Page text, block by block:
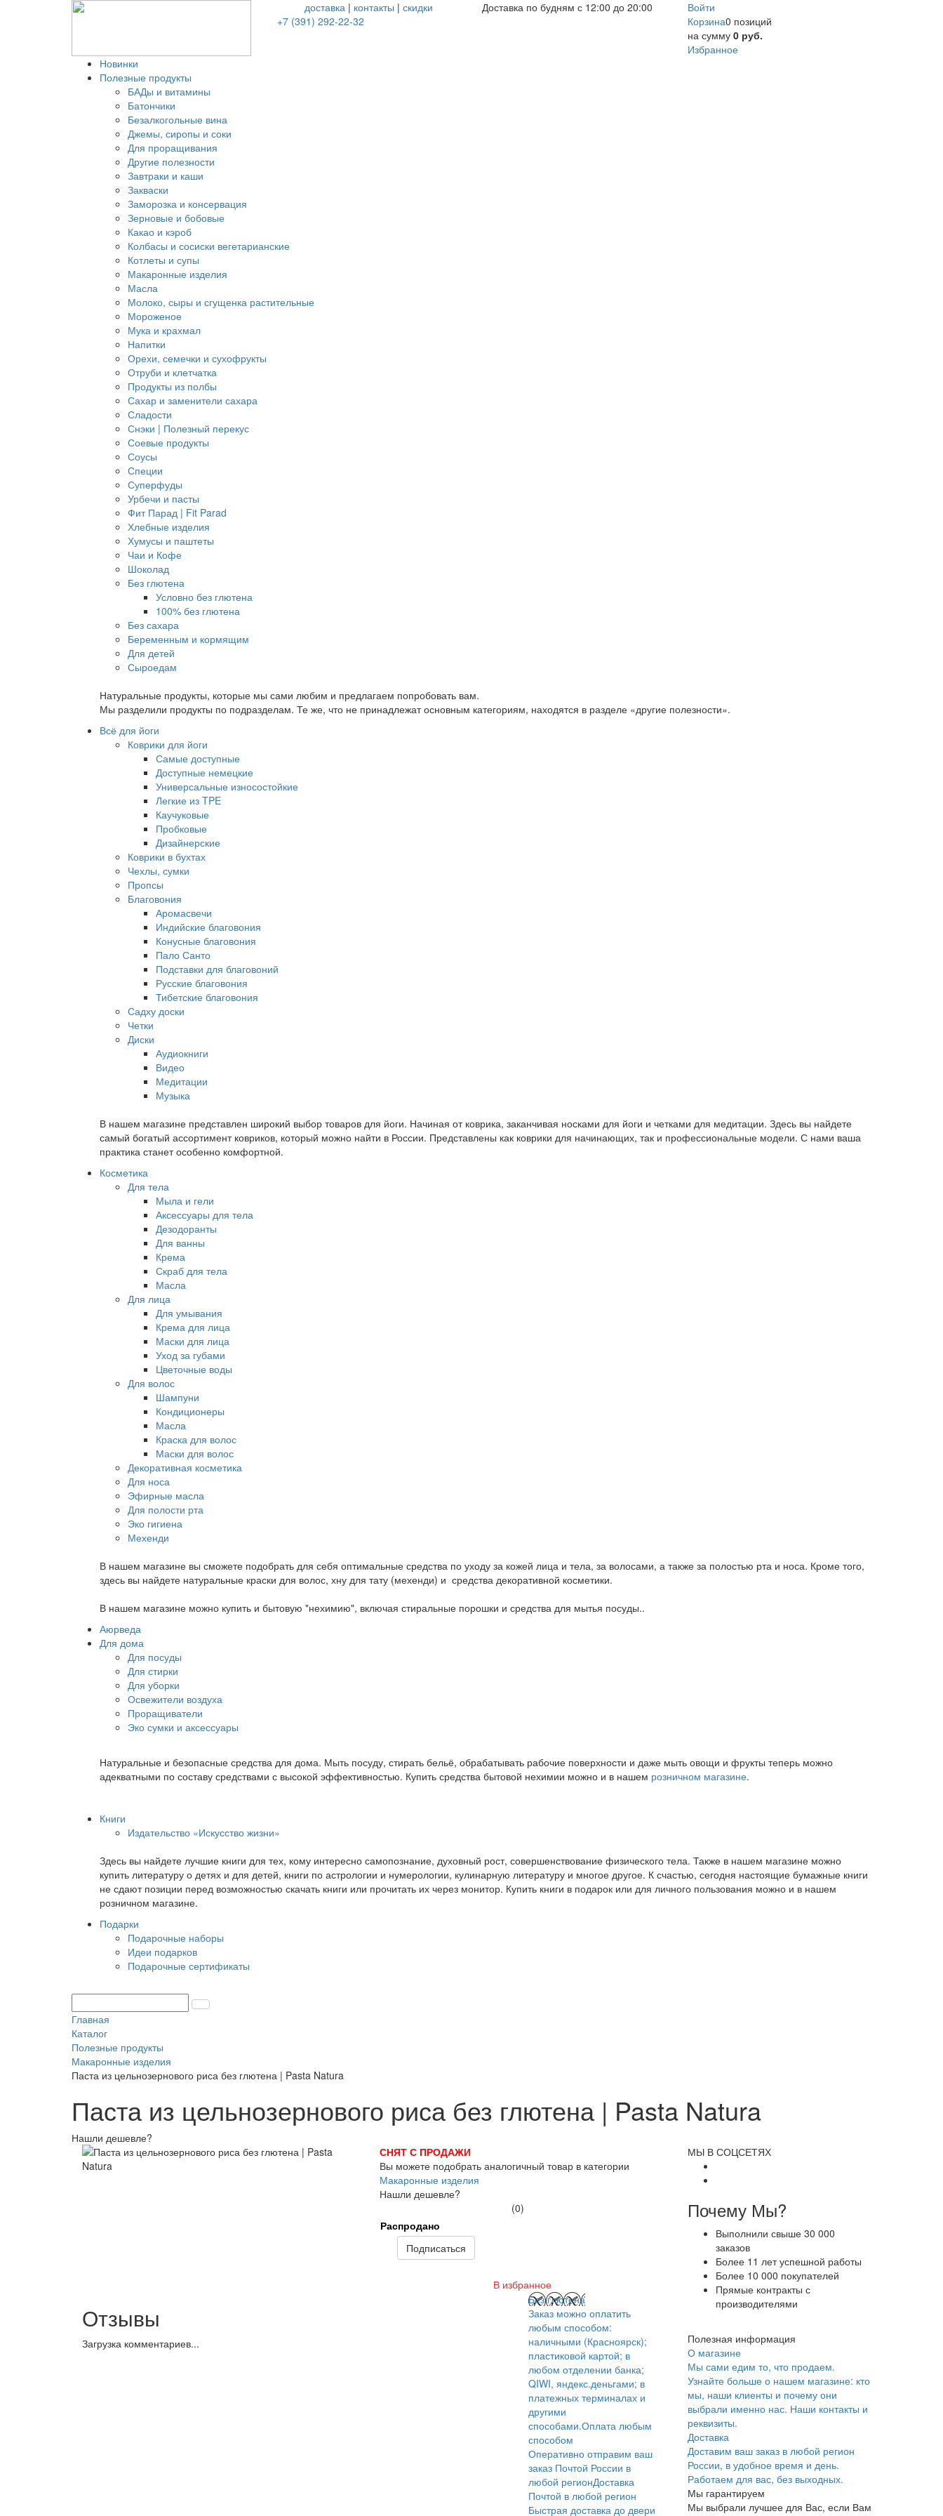
доставка | контакты |скидки
+7 (391) 292-22-32
Доставка по будням с 12:00 до 20:00
Войти
Корзина0 позиций
на сумму 0 руб.
Избранное
Новинки
Полезные продукты
БАДы и витамины
Батончики
Безалкогольные вина
Джемы, сиропы и соки
Для проращивания
Другие полезности
Завтраки и каши
Закваски
Заморозка и консервация
Зерновые и бобовые
Какао и кэроб
Колбасы и сосиски вегетарианские
Котлеты и супы
Макаронные изделия
Масла
Молоко, сыры и сгущенка растительные
Мороженое
Мука и крахмал
Напитки
Орехи, семечки и сухофрукты
Отруби и клетчатка
Продукты из полбы
Сахар и заменители сахара
Сладости
Снэки | Полезный перекус
Соевые продукты
Соусы
Специи
Суперфуды
Урбечи и пасты
Фит Парад | Fit Parad
Хлебные изделия
Хумусы и паштеты
Чаи и Кофе
Шоколад
Без глютена
Условно без глютена
100% без глютена
Без сахара
Беременным и кормящим
Для детей
Сыроедам
Натуральные продукты, которые мы сами любим и предлагаем попробовать вам.
Мы разделили продукты по подразделам. Те же, что не принадлежат основным категориям, находятся в разделе «другие полезности».
Всё для йоги
Коврики для йоги
Самые доступные
Доступные немецкие
Универсальные износостойкие
Легкие из TPE
Каучуковые
Пробковые
Дизайнерские
Коврики в бухтах
Чехлы, сумки
Пропсы
Благовония
Аромасвечи
Индийские благовония
Конусные благовония
Пало Санто
Подставки для благовоний
Русские благовония
Тибетские благовония
Садху доски
Четки
Диски
Аудиокниги
Видео
Медитации
Музыка
В нашем магазине представлен широкий выбор товаров для йоги. Начиная от коврика, заканчивая носками для йоги и четками для медитации. Здесь вы найдете
самый богатый ассортимент ковриков, который можно найти в России. Представлены как коврики для начинающих, так и профессиональные модели. С нами ваша
практика станет особенно комфортной.
Косметика
Для тела
Мыла и гели
Аксессуары для тела
Дезодоранты
Для ванны
Крема
Скраб для тела
Масла
Для лица
Для умывания
Крема для лица
Маски для лица
Уход за губами
Цветочные воды
Для волос
Шампуни
Кондиционеры
Масла
Краска для волос
Маски для волос
Декоративная косметика
Для носа
Эфирные масла
Для полости рта
Эко гигиена
Мехенди
В нашем магазине вы сможете подобрать для себя оптимальные средства по уходу за кожей лица и тела, за волосами, а также за полостью рта и носа. Кроме того,
здесь вы найдете натуральные краски для волос, хну для тату (мехенди) и средства декоративной косметики.
В нашем магазине можно купить и бытовую "нехимию", включая стиральные порошки и средства для мытья посуды..
Аюрведа
Для дома
Для посуды
Для стирки
Для уборки
Освежители воздуха
Проращиватели
Эко сумки и аксессуары
Натуральные и безопасные средства для дома. Мыть посуду, стирать бельё, обрабатывать рабочие поверхности и даже мыть овощи и фрукты теперь можно
адекватными по составу средствами с высокой эффективностью. Купить средства бытовой нехимии можно и в нашем розничном магазине.
Книги
Издательство «Искусство жизни»
Здесь вы найдете лучшие книги для тех, кому интересно самопознание, духовный рост, совершенствование физического тела. Также в нашем магазине можно
купить литературу о детях и для детей, книги по астрологии и нумерологии, кулинарную литературу и многое другое. К счастью, сегодня настоящие бумажные книги
не сдают позиции перед возможностью скачать книги или прочитать их через монитор. Купить книги в подарок или для личного пользования можно и в нашем
розничном магазине.
Подарки
Подарочные наборы
Идеи подарков
Подарочные сертификаты
Главная
Каталог
Полезные продукты
Макаронные изделия
Паста из цельнозернового риса без глютена | Pasta Natura
Паста из цельнозернового риса без глютена | Pasta Natura
Нашли дешевле?
СНЯТ С ПРОДАЖИ
Вы можете подобрать аналогичный товар в категории
Макаронные изделия
Нашли дешевле?
(0)
Распродано
Подписаться
В избранное
Отзывы
Загрузка комментариев...
Без глютена
Заказ можно оплатить
любым способом:
наличными (Красноярск);
пластиковой картой; в
любом отделении банка;
QIWI, яндекс.деньгами; в
платежных терминалах и
другими
способами.Оплата любым
способом
Оперативно отправим ваш
заказ Почтой России в
любой регионДоставка
Почтой в любой регион
Быстрая доставка до двери
МЫ В СОЦСЕТЯХ
Почему Мы?
Выполнили свыше 30 000
заказов
Более 11 лет успешной работы
Более 10 000 покупателей
Прямые контракты с
производителями
Полезная информация
О магазине
Мы сами едим то, что продаем.
Узнайте больше о нашем магазине: кто
мы, наши клиенты и почему они
выбрали именно нас. Наши контакты и
реквизиты.
Доставка
Доставим ваш заказ в любой регион
России, в удобное время и день.
Работаем для вас, без выходных.
Мы гарантируем
Мы выбрали лучшее для Вас, если Вам